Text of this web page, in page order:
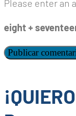
Please enter an
eight +